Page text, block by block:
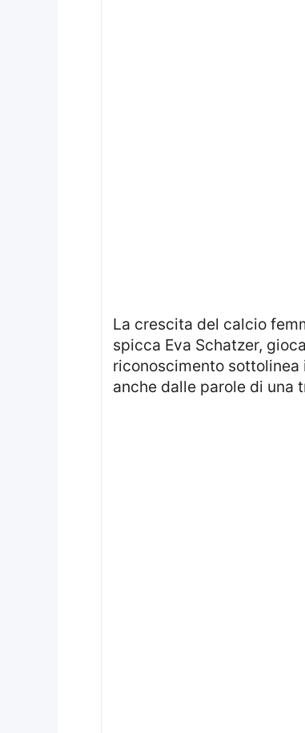
La crescita del calcio femminile in Italia ha portato a riconoscimenti importanti per le atlete di talento. Tra queste,
spicca Eva Schatzer,
riconoscimento
anche dalle parole di una